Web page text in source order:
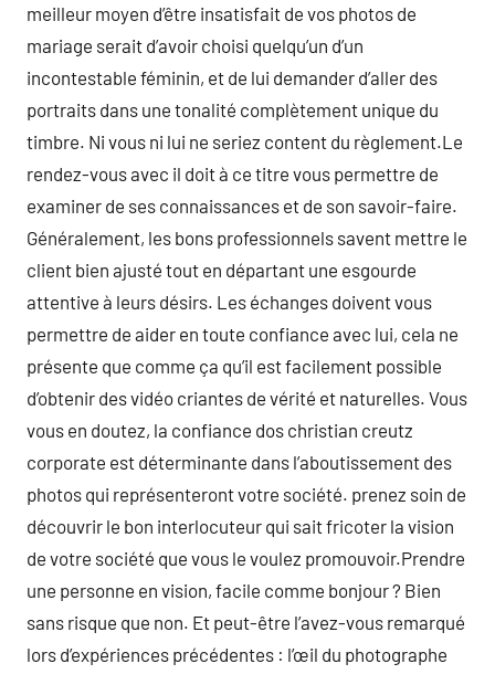
meilleur moyen d’être insatisfait de vos photos de
mariage serait d’avoir choisi quelqu’un d’un
incontestable féminin, et de lui demander d’aller des
portraits dans une tonalité complètement unique du
timbre. Ni vous ni lui ne seriez content du règlement.Le
rendez-vous avec il doit à ce titre vous permettre de
examiner de ses connaissances et de son savoir-faire.
Généralement, les bons professionnels savent mettre le
client bien ajusté tout en départant une esgourde
attentive à leurs désirs. Les échanges doivent vous
permettre de aider en toute confiance avec lui, cela ne
présente que comme ça qu’il est facilement possible
d’obtenir des vidéo criantes de vérité et naturelles. Vous
vous en doutez, la confiance dos christian creutz
corporate est déterminante dans l’aboutissement des
photos qui représenteront votre société. prenez soin de
découvrir le bon interlocuteur qui sait fricoter la vision
de votre société que vous le voulez promouvoir.Prendre
une personne en vision, facile comme bonjour ? Bien
sans risque que non. Et peut-être l’avez-vous remarqué
lors d’expériences précédentes : l’œil du photographe